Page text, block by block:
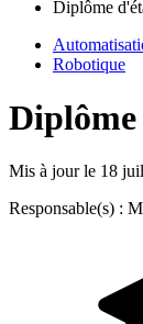
Diplôme
Robotique
Diplôme
Mis à jour le 18
Responsable(s) :